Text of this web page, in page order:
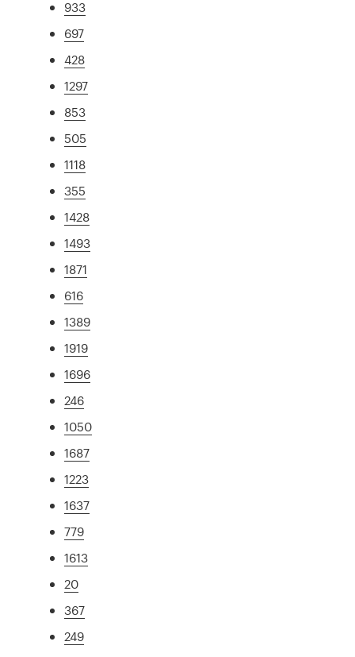
933
697
428
1297
853
505
1118
355
1428
1493
1871
616
1389
1919
1696
246
1050
1687
1223
1637
779
1613
20
367
249